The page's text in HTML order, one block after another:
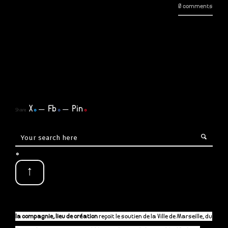
0 comments
Share X. Fb. Pin.
.
↑
la compagnie, lieu de créationreçoit le soutien de la Ville de Marseille, du